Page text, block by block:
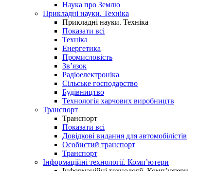
Наука про Землю
Прикладні науки. Техніка
Прикладні науки. Техніка
Показати всі
Техніка
Енергетика
Промисловість
Зв’язок
Радіоелектроніка
Сільське господарство
Будівництво
Технологія харчових виробництв
Транспорт
Транспорт
Показати всі
Довідкові видання для автомобілістів
Особистий транспорт
Транспорт
Інформаційні технології. Комп’ютери